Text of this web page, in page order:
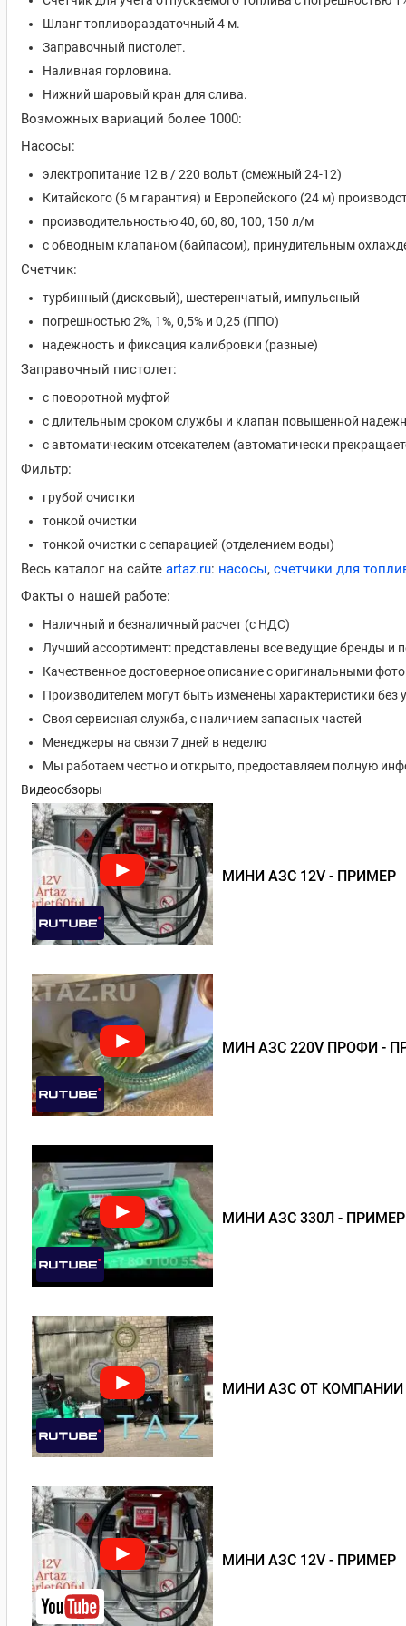
Шланг топливораздаточный 4 м.
Заправочный пистолет.
Наливная горловина.
Нижний шаровый кран для слива.
Возможных вариаций более 1000:
Насосы:
электропитание 12 в / 220 вольт (смежный 24-12)
Китайского (6 м гарантия) и Европейского (24 м)
производительностью 40, 60, 80, 100, 150 л/м
с обводным клапаном (байпасом), принудительным
Счетчик:
турбинный (дисковый), шестеренчатый, импульсный
погрешностью 2%, 1%, 0,5% и 0,25 (ППО)
надежность и фиксация калибровки (разные)
Заправочный пистолет:
с поворотной муфтой
с длительным сроком службы и клапан повышенной
с автоматическим отсекателем (автоматически
Фильтр:
грубой очистки
тонкой очистки
тонкой очистки с сепарацией (отделением воды)
Весь каталог на сайте artaz.ru: насосы, счетчики для
Факты о нашей работе:
Наличный и безналичный расчет (с НДС)
Лучший ассортимент: представлены все ведущие бренды и
Качественное достоверное описание с оригинальными
Производителем могут быть изменены характеристики без
Своя сервисная служба, с наличием запасных частей
Менеджеры на связи 7 дней в неделю
Мы работаем честно и открыто, предоставляем полную
Видеообзоры
МИНИ АЗС 12V - ПРИМЕР
МИН АЗС 220V ПРОФИ -
МИНИ АЗС 330Л - ПРИМЕР
МИНИ АЗС ОТ КОМПАНИИ
МИНИ АЗС 12V - ПРИМЕР